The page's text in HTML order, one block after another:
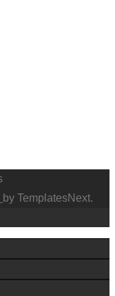
by TemplatesNext.